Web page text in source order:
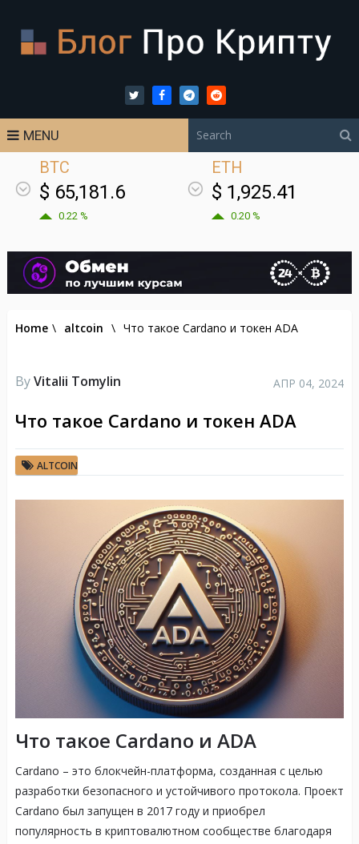
MENU
BTC
$ 65,181.6
0.22 %
ETH
$ 1,925.41
0.20 %
Home \ altcoin \ Что такое Cardano и токен ADA
ByVitalii Tomylin АПР 04, 2024
Что такое Cardano и токен ADA
ALTCOIN
Что такое Cardano и ADA
Cardano – это блокчейн-платформа, созданная с целью
разработки безопасного и устойчивого протокола. Проект
Cardano был запущен в 2017 году и приобрел
популярность в криптовалютном сообществе благодаря